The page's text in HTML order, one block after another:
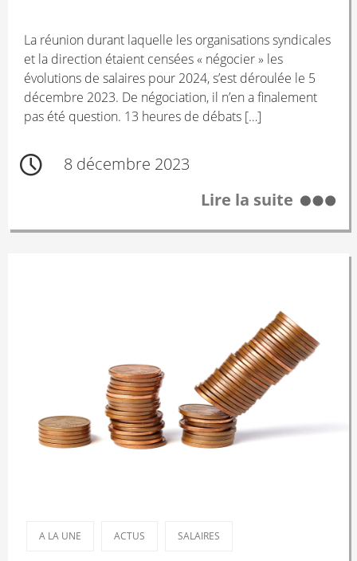
La réunion durant laquelle les organisations syndicales
et la direction étaient censées « négocier » les
évolutions de salaires pour 2024, s’est déroulée le 5
décembre 2023. De négociation, il n’en a finalement
pas été question. 13 heures de débats […]
8 décembre 2023
Lire la suite
A LA UNE ACTUS SALAIRES